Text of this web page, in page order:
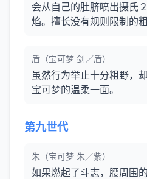
会从自己的肚脐喷出摄氏
焰。擅长没有规则限制的粗
盾（宝可梦 剑／盾）
虽然行为举止十分粗野，
宝可梦的温柔一面。
第九世代
朱（宝可梦 朱／紫）
如果燃起了斗志，腰周围